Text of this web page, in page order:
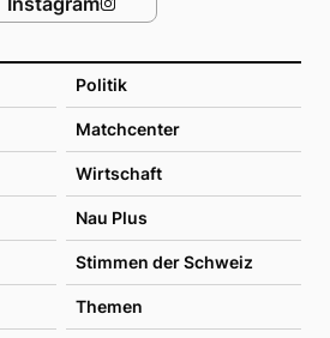
Politik
Matchcenter
Wirtschaft
Nau Plus
Stimmen der Schweiz
Themen